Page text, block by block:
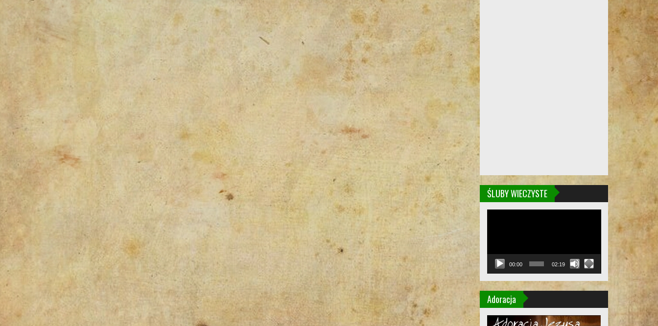
ŚLUBY WIECZYSTE
00:00 02:19
Adoracja